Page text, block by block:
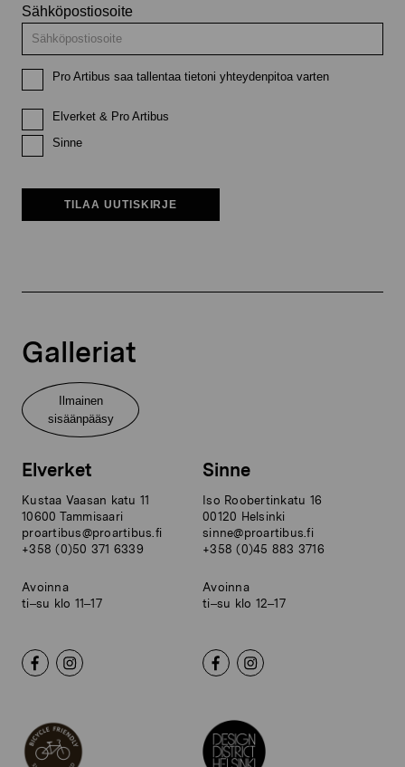
Sähköpostiosoite
Pro Artibus saa tallentaa tietoni yhteydenpitoa varten
Elverket & Pro Artibus
Sinne
TILAA UUTISKIRJE
Galleriat
Ilmainen
sisäänpääsy
Elverket
Kustaa Vaasan katu 11
10600 Tammisaari
proartibus@proartibus.fi
+358 (0)50 371 6339
Avoinna
ti–su klo 11–17
Sinne
Iso Roobertinkatu 16
00120 Helsinki
sinne@proartibus.fi
+358 (0)45 883 3716
Avoinna
ti–su klo 12–17